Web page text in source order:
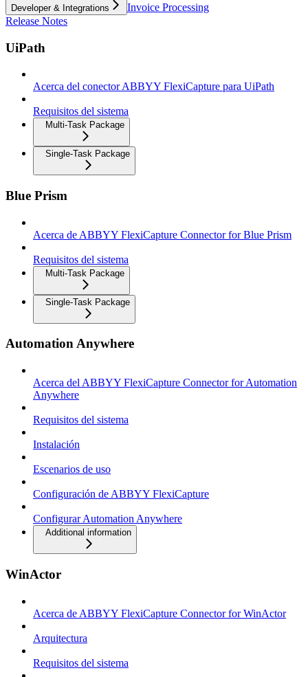
Developer & Integrations
Invoice Processing
Release Notes
UiPath
Acerca del conector ABBYY FlexiCapture para UiPath
Requisitos del sistema
Multi-Task Package
Single-Task Package
Blue Prism
Acerca de ABBYY FlexiCapture Connector for Blue Prism
Requisitos del sistema
Multi-Task Package
Single-Task Package
Automation Anywhere
Acerca del ABBYY FlexiCapture Connector for Automation
Anywhere
Requisitos del sistema
Instalación
Escenarios de uso
Configuración de ABBYY FlexiCapture
Configurar Automation Anywhere
Additional information
WinActor
Acerca de ABBYY FlexiCapture Connector for WinActor
Arquitectura
Requisitos del sistema